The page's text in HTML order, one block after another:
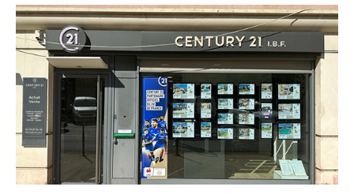
CENTURY 21 I.B.F.
33 rue de la République
GENAS - 69740
Envoyer un message
Téléphoner à l'agence